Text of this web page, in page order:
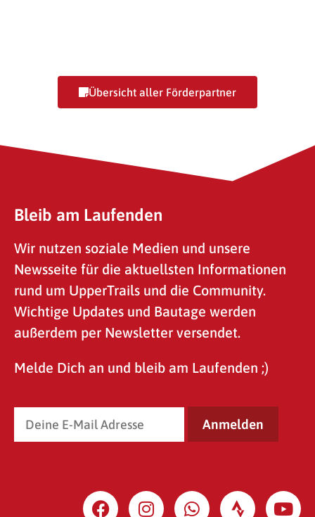
Übersicht aller Förderpartner
Bleib am Laufenden
Wir nutzen soziale Medien und unsere
Newsseite für die aktuellsten Informationen
rund um UpperTrails und die Community.
Wichtige Updates und Bautage werden
außerdem per Newsletter versendet.
Melde Dich an und bleib am Laufenden ;)